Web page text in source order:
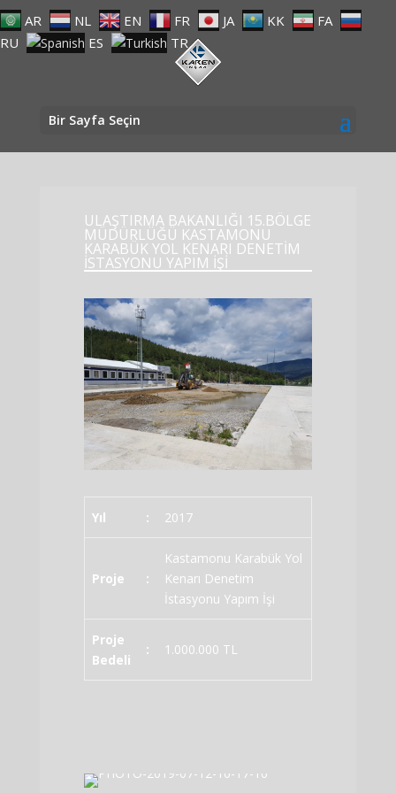
Bir Sayfa Seçin
ULAŞTIRMA BAKANLIĞI 15.BÖLGE
MÜDÜRLÜĞÜ KASTAMONU
KARABÜK YOL KENARI DENETİM
İSTASYONU YAPIM İŞİ
Yıl : 2017
Proje :
Kastamonu Karabük Yol
Kenarı Denetim
İstasyonu Yapım İşi
Proje
Bedeli
: 1.000.000 TL
AR NL EN FR JA KK
FA
RU
ES TR